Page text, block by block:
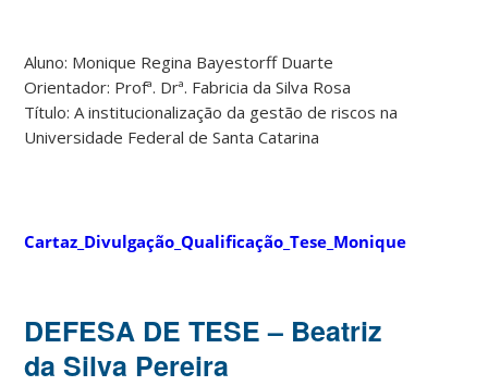
Aluno: Monique Regina Bayestorff Duarte
Orientador: Profª. Drª. Fabricia da Silva Rosa
Título: A institucionalização da gestão de riscos na
Universidade Federal de Santa Catarina
Cartaz_Divulgação_Qualificação_Tese_Monique
DEFESA DE TESE – Beatriz
da Silva Pereira